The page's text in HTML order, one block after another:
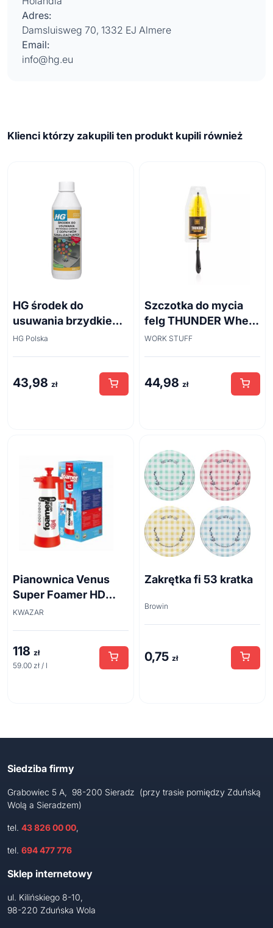
Adres:
Damsluisweg 70, 1332 EJ Almere
Email:
info@hg.eu
Klienci którzy zakupili ten produkt kupili również
HG środek do
usuwania brzydkiego
zapachu z odpływów
HG Polska
43,98 zł
Szczotka do mycia
felg THUNDER Wheel
Brush 45cm
WORK STUFF
44,98 zł
Pianownica Venus
Super Foamer HD
acid line 2L
KWAZAR
118 zł
59.00 zł / l
Zakrętka fi 53 kratka
Browin
0,75 zł
Siedziba firmy
Grabowiec 5 A, 98-200 Sieradz (przy trasie pomiędzy Zduńską
Wolą a Sieradzem)
tel. 43 826 00 00,
tel. 694 477 776
Sklep internetowy
ul. Kilińskiego 8-10,
98-220 Zduńska Wola